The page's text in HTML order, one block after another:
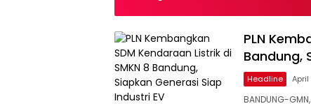
Sabu Hampir
900 Gram
hingga Senjata
Api Rakitan
Dimusnahkan
Rental di Tol
Kaligawe
Ditangkap
Polisi
PLN
Bandung,
Headline April
BANDUNG-